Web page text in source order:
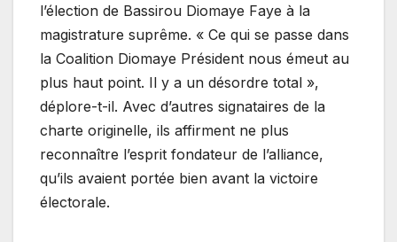
l’élection de Bassirou Diomaye Faye à la
magistrature suprême. « Ce qui se passe dans
la Coalition Diomaye Président nous émeut au
plus haut point. Il y a un désordre total »,
déplore-t-il. Avec d’autres signataires de la
charte originelle, ils affirment ne plus
reconnaître l’esprit fondateur de l’alliance,
qu’ils avaient portée bien avant la victoire
électorale.